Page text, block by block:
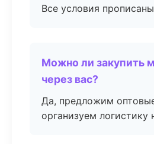
Все условия
Можно ли закупить
через вас?
Да, предложим
организуем логистику